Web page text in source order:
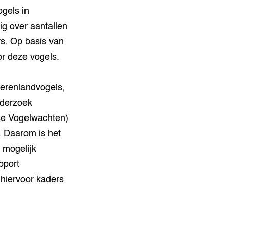
in
over aantallen
Op basis van
deze vogels.
Vogelwachten)
Daarom is het
mogelijk
kaders